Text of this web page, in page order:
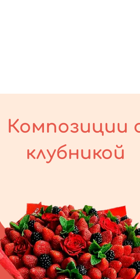
Композиции
клубникой